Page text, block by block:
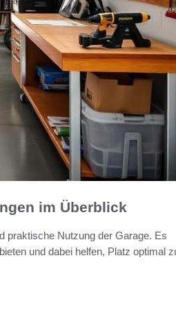
im Überblick
praktische Nutzung der Garage. Es
und dabei helfen, Platz optimal